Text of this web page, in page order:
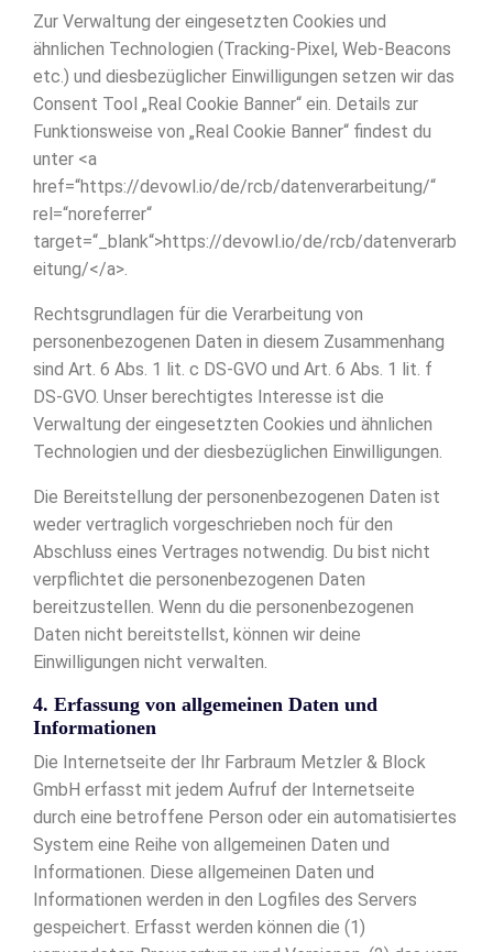
Zur Verwaltung der eingesetzten Cookies und
ähnlichen Technologien (Tracking-Pixel, Web-Beacons
etc.) und diesbezüglicher Einwilligungen setzen wir das
Consent Tool „Real Cookie Banner“ ein. Details zur
Funktionsweise von „Real Cookie Banner“ findest du
unter <a
href=“https://devowl.io/de/rcb/datenverarbeitung/“
rel=“noreferrer“
target=“_blank“>https://devowl.io/de/rcb/datenverarb
eitung/</a>.
Rechtsgrundlagen für die Verarbeitung von
personenbezogenen Daten in diesem Zusammenhang
sind Art. 6 Abs. 1 lit. c DS-GVO und Art. 6 Abs. 1 lit. f
DS-GVO. Unser berechtigtes Interesse ist die
Verwaltung der eingesetzten Cookies und ähnlichen
Technologien und der diesbezüglichen Einwilligungen.
Die Bereitstellung der personenbezogenen Daten ist
weder vertraglich vorgeschrieben noch für den
Abschluss eines Vertrages notwendig. Du bist nicht
verpflichtet die personenbezogenen Daten
bereitzustellen. Wenn du die personenbezogenen
Daten nicht bereitstellst, können wir deine
Einwilligungen nicht verwalten.
4. Erfassung von allgemeinen Daten und
Informationen
Die Internetseite der Ihr Farbraum Metzler & Block
GmbH erfasst mit jedem Aufruf der Internetseite
durch eine betroffene Person oder ein automatisiertes
System eine Reihe von allgemeinen Daten und
Informationen. Diese allgemeinen Daten und
Informationen werden in den Logfiles des Servers
gespeichert. Erfasst werden können die (1)